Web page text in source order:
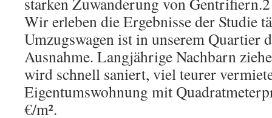
Wir erleben die Ergebnisse der Studie
Umzugswagen ist in unserem Quartier
Ausnahme. Langjährige Nachbarn
wird schnell saniert, viel teurer
Eigentumswohnung mit
€/m².